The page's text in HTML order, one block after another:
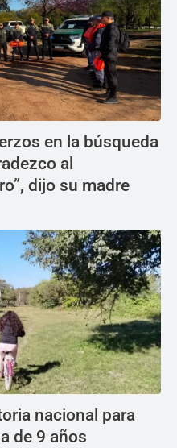
en la búsqueda
al
dijo su madre
nacional para
de 9 años